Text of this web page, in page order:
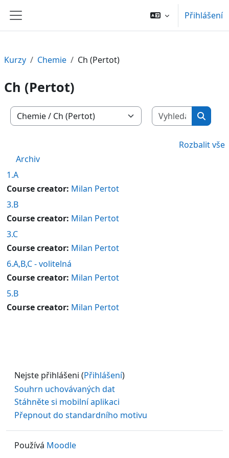
Boční panel
Přihlášení
Kurzy Chemie Ch (Pertot)
Ch (Pertot)
Kategorie kurzů
Rozbalit vše
Archiv
1.A
Course creator: Milan Pertot
3.B
Course creator: Milan Pertot
3.C
Course creator: Milan Pertot
6.A,B,C - volitelná
Course creator: Milan Pertot
5.B
Course creator: Milan Pertot
Nejste přihlášeni (Přihlášení)
Souhrn uchovávaných dat
Stáhněte si mobilní aplikaci
Přepnout do standardního motivu
Používá Moodle